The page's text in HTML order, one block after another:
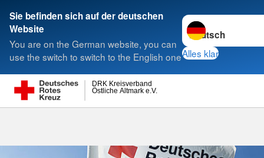
Sie befinden sich auf der deutschen
Website
You are on the German website, you can
use the switch to switch to the English one
Sprache wechseln
Alles klar
Östliche Altmark e.V.
DRK Kreisverband
Suche
Kreisverbände